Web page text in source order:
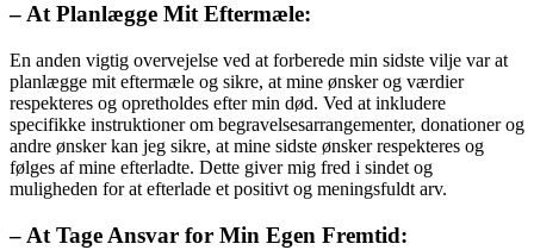
– At Planlægge Mit Eftermæle:
En anden vigtig overvejelse ved at forberede min sidste vilje var at
planlægge mit eftermæle og sikre, at mine ønsker og værdier
respekteres og opretholdes efter min død. Ved at inkludere
specifikke instruktioner om begravelsesarrangementer, donationer og
andre ønsker kan jeg sikre, at mine sidste ønsker respekteres og
følges af mine efterladte. Dette giver mig fred i sindet og
muligheden for at efterlade et positivt og meningsfuldt arv.
– At Tage Ansvar for Min Egen Fremtid: